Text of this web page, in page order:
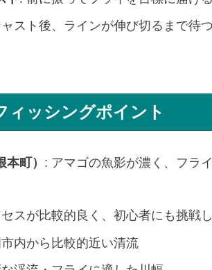
スト後、ラインが伸び切るまで待
ィッシングポイント
町） : アマゴの魚影が濃く、フラ
スが比較的良く、初心者にも挑戦
内から比較的近い清流